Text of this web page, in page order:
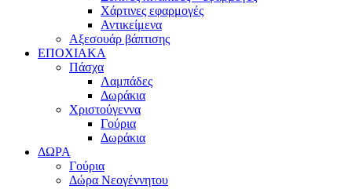
Χάρτινες εφαρμογές
Αντικείμενα
Αξεσουάρ βάπτισης
ΕΠΟΧΙΑΚΑ
Πάσχα
Λαμπάδες
Δωράκια
Χριστούγεννα
Γούρια
Δωράκια
ΔΩΡΑ
Γούρια
Δώρα Νεογέννητου